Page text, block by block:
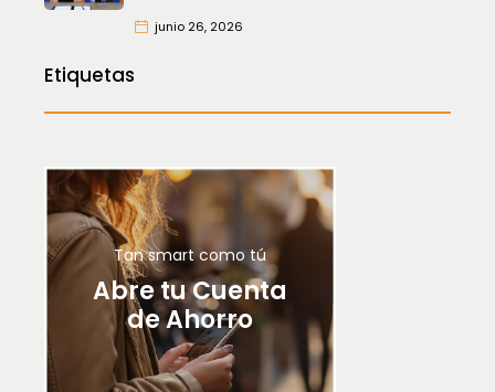
junio 26, 2026
Etiquetas
Tan smart como tú
Abre tu Cuenta
de Ahorro